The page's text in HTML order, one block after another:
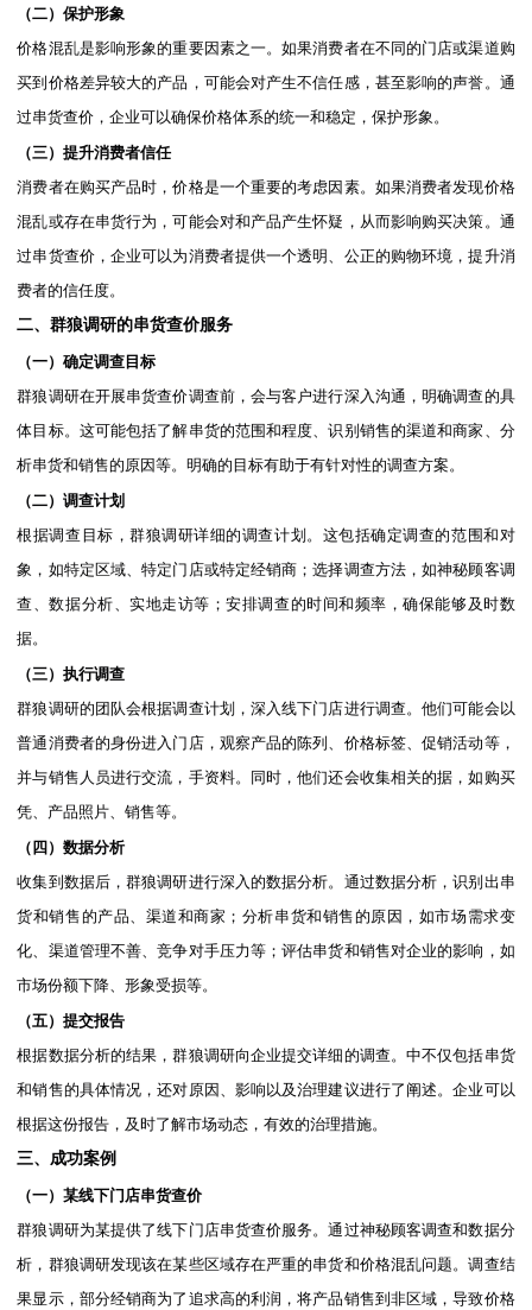
（二）保护形象
价格混乱是影响形象的重要因素之一。如果消费者在不同的门店或渠道购
买到价格差异较大的产品，可能会对产生不信任感，甚至影响的声誉。通
过串货查价，企业可以确保价格体系的统一和稳定，保护形象。
（三）提升消费者信任
消费者在购买产品时，价格是一个重要的考虑因素。如果消费者发现价格
混乱或存在串货行为，可能会对和产品产生怀疑，从而影响购买决策。通
过串货查价，企业可以为消费者提供一个透明、公正的购物环境，提升消
费者的信任度。
二、群狼调研的串货查价服务
（一）确定调查目标
群狼调研在开展串货查价调查前，会与客户进行深入沟通，明确调查的具
体目标。这可能包括了解串货的范围和程度、识别销售的渠道和商家、分
析串货和销售的原因等。明确的目标有助于有针对性的调查方案。
（二）调查计划
根据调查目标，群狼调研详细的调查计划。这包括确定调查的范围和对
象，如特定区域、特定门店或特定经销商；选择调查方法，如神秘顾客调
查、数据分析、实地走访等；安排调查的时间和频率，确保能够及时数
据。
（三）执行调查
群狼调研的团队会根据调查计划，深入线下门店进行调查。他们可能会以
普通消费者的身份进入门店，观察产品的陈列、价格标签、促销活动等，
并与销售人员进行交流，手资料。同时，他们还会收集相关的据，如购买
凭、产品照片、销售等。
（四）数据分析
收集到数据后，群狼调研进行深入的数据分析。通过数据分析，识别出串
货和销售的产品、渠道和商家；分析串货和销售的原因，如市场需求变
化、渠道管理不善、竞争对手压力等；评估串货和销售对企业的影响，如
市场份额下降、形象受损等。
（五）提交报告
根据数据分析的结果，群狼调研向企业提交详细的调查。中不仅包括串货
和销售的具体情况，还对原因、影响以及治理建议进行了阐述。企业可以
根据这份报告，及时了解市场动态，有效的治理措施。
三、成功案例
（一）某线下门店串货查价
群狼调研为某提供了线下门店串货查价服务。通过神秘顾客调查和数据分
析，群狼调研发现该在某些区域存在严重的串货和价格混乱问题。调查结
果显示，部分经销商为了追求高的利润，将产品销售到非区域，导致价格